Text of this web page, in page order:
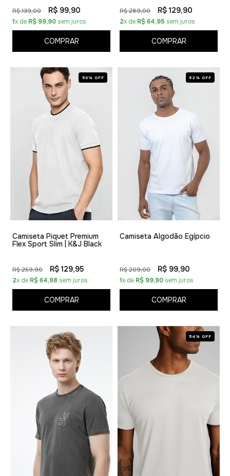
R$ 139,00 R$ 99,90
1x de R$ 99,90 sem juros
COMPRAR
R$ 289,00 R$ 129,90
2x de R$ 64,95 sem juros
COMPRAR
50% OFF
Camiseta Piquet Premium
Flex Sport Slim | K&J Black
R$ 259,90 R$ 129,95
2x de R$ 64,98 sem juros
COMPRAR
52% OFF
Camiseta Algodão Egípcio
R$ 209,00 R$ 99,90
1x de R$ 99,90 sem juros
COMPRAR
54% OFF